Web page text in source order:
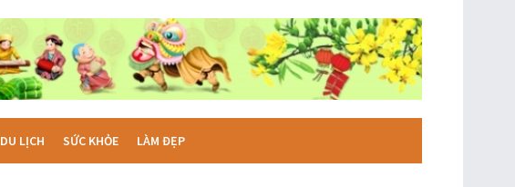
DU LỊCH SỨC KHỎE LÀM ĐẸP